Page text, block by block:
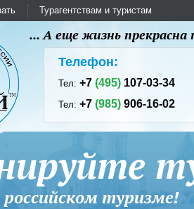
Турагентствам и туристам
... А еще жизнь
Телефон:
Тел:+7(495) 107-03-34
Тел:+7(985) 906-16-02
российском